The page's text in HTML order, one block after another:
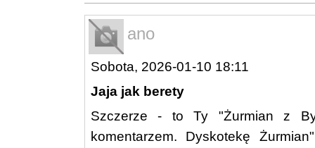
ano
Sobota, 2026-01-10 18:11
Jaja jak berety
Szczerze - to Ty "Żurmian z
komentarzem. Dyskotekę